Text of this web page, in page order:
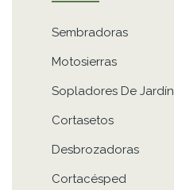
Sembradoras
Motosierras
Sopladores De Jardín
Cortasetos
Desbrozadoras
Cortacésped